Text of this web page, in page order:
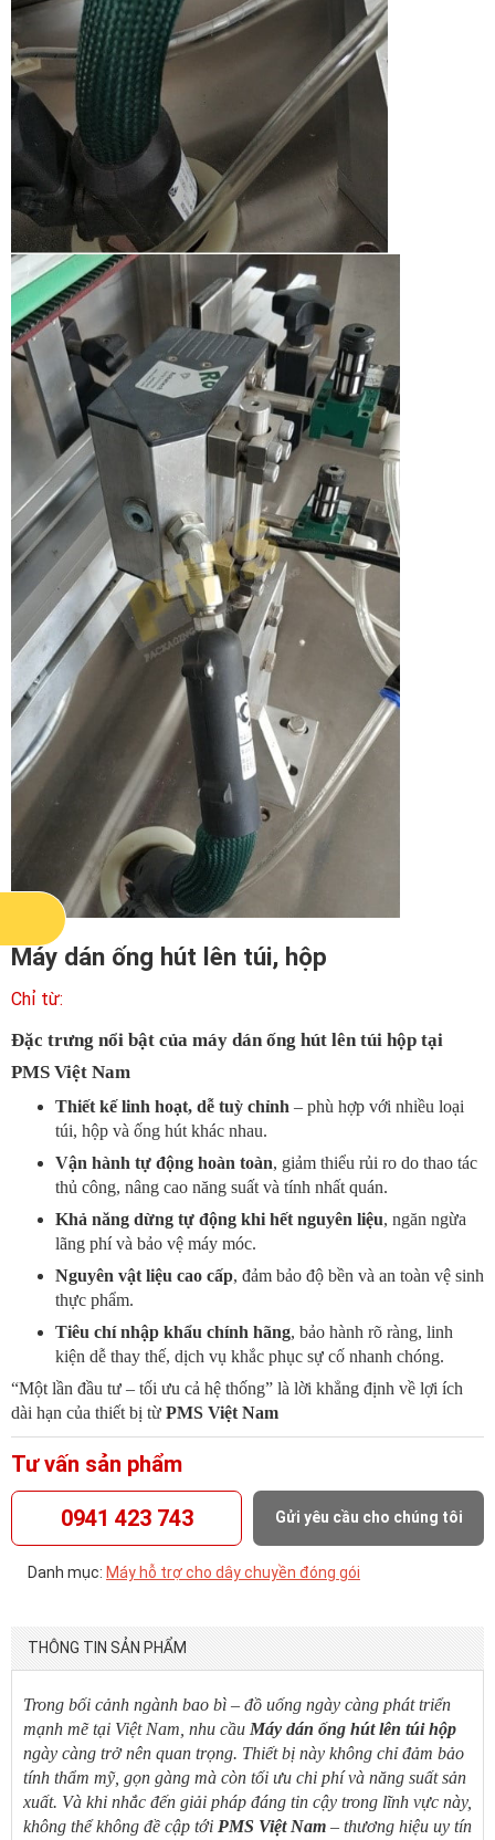
Máy dán ống hút lên túi, hộp
Đặc trưng nổi bật của máy dán ống hút lên túi hộp tại
PMS Việt Nam
Thiết kế linh hoạt, dễ tuỳ chỉnh – phù hợp với nhiều loại
túi, hộp và ống hút khác nhau.
Vận hành tự động hoàn toàn, giảm thiểu rủi ro do thao tác
thủ công, nâng cao năng suất và tính nhất quán.
Khả năng dừng tự động khi hết nguyên liệu, ngăn ngừa
lãng phí và bảo vệ máy móc.
Nguyên vật liệu cao cấp, đảm bảo độ bền và an toàn vệ sinh
thực phẩm.
Tiêu chí nhập khẩu chính hãng, bảo hành rõ ràng, linh
kiện dễ thay thế, dịch vụ khắc phục sự cố nhanh chóng.
“Một lần đầu tư – tối ưu cả hệ thống” là lời khẳng định về lợi ích
dài hạn của thiết bị từ PMS Việt Nam
Tư vấn sản phẩm
0941 423 743 Gửi yêu cầu cho chúng tôi
Danh mục: Máy hỗ trợ cho dây chuyền đóng gói
THÔNG TIN SẢN PHẨM
Trong bối cảnh ngành bao bì – đồ uống ngày càng phát triển
mạnh mẽ tại Việt Nam, nhu cầu Máy dán ống hút lên túi hộp
ngày càng trở nên quan trọng. Thiết bị này không chỉ đảm bảo
tính thẩm mỹ, gọn gàng mà còn tối ưu chi phí và năng suất sản
xuất. Và khi nhắc đến giải pháp đáng tin cậy trong lĩnh vực này,
không thể không đề cập tới PMS Việt Nam – thương hiệu uy tín